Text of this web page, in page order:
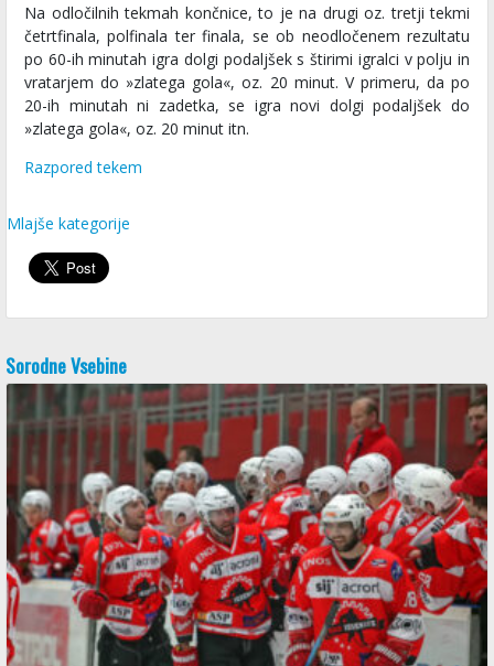
Na odločilnih tekmah končnice, to je na drugi oz. tretji tekmi
četrtfinala, polfinala ter finala, se ob neodločenem rezultatu
po 60-ih minutah igra dolgi podaljšek s štirimi igralci v polju in
vratarjem do »zlatega gola«, oz. 20 minut. V primeru, da po
20-ih minutah ni zadetka, se igra novi dolgi podaljšek do
»zlatega gola«, oz. 20 minut itn.
Razpored tekem
Mlajše kategorije
Sorodne Vsebine